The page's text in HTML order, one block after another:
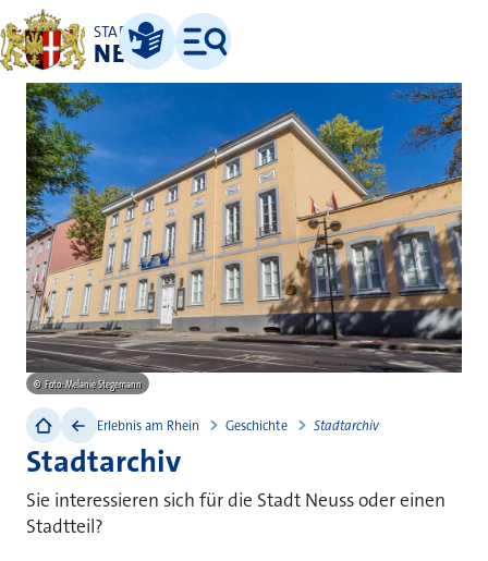
STADT
NEUSS
Leichte Sprache
Menü
© Foto: Melanie Stegemann
Erlebnis am Rhein Geschichte Stadtarchiv
Stadtarchiv
Sie interessieren sich für die Stadt Neuss oder einen
Stadtteil?